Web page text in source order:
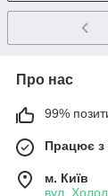
Про нас
99%
Працює з
м. Київ
вул.